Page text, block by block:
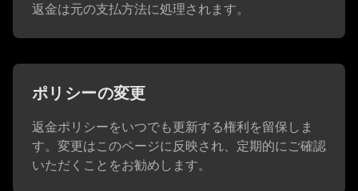
返金は元の支払方法に処理されます。
ポリシーの変更
返金ポリシーをいつでも更新する権利を留保しま
す。変更はこのページに反映され、定期的にご確認
いただくことをお勧めします。